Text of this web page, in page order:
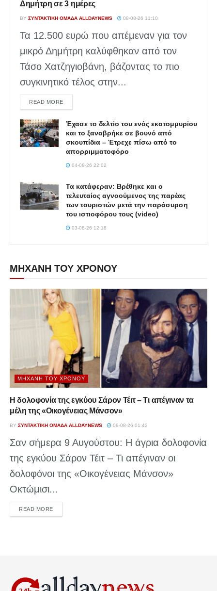
Δημήτρη σε 3 ημέρες
BY ΣΥΝΤΑΚΤΙΚΉ ΟΜΆΔΑ ALLDAYNEWS 08-08-26 11:10
Τα 12.500 ευρώ που απέμεναν για τον
μικρό Δημήτρη καλύφθηκαν από τον
Τάσο Χατζηγιοβάνη, βάζοντας το πιο
συγκινητικό τέλος στην...
READ MOREDETAILS
Έχασε το δελτίο του ενός εκατομμυρίου
και το ξαναβρήκε σε βουνό από
σκουπίδια – Έτρεχε πίσω από το
απορριμματοφόρο
04-08-26 22:02
Τα κατάφεραν: Βρέθηκε και ο
τελευταίος αγνοούμενος της παρέας
των τουριστών μετά την παράσυρση
του ιστιοφόρου τους (video)
03-08-26 12:18
ΜΗΧΑΝΗ ΤΟΥ ΧΡΟΝΟΥ
ΜΗΧΑΝΉ ΤΟΥ ΧΡΌΝΟΥ
Η δολοφονία της εγκύου Σάρον Τέιτ – Τι απέγιναν τα
μέλη της «Οικογένειας Μάνσον»
BY ΣΥΝΤΑΚΤΙΚΉ ΟΜΆΔΑ ALLDAYNEWS 09-08-26 01:42
Σαν σήμερα 9 Αυγούστου: Η άγρια δολοφονία
της εγκύου Σάρον Τέιτ – Τι απέγιναν οι
δολοφόνοι της «Οικογένειας Μάνσον»
Οκτώμισι...
READ MOREDETAILS